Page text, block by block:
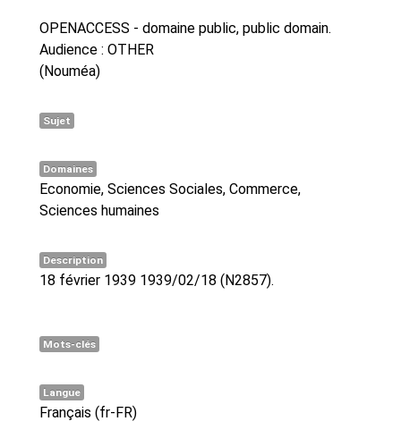
OPENACCESS - domaine public, public domain.
Audience : OTHER
(Nouméa)
Sujet
Domaines
Economie, Sciences Sociales, Commerce,
Sciences humaines
Description
18 février 1939 1939/02/18 (N2857).
Mots-clés
Langue
Français (fr-FR)